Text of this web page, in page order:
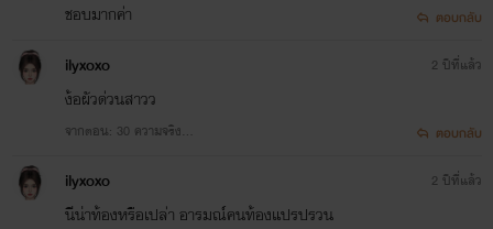
ชอบมากค่า
ตอบกลับ
ilyxoxo
ง้อผัวด่วนสาวว
จากตอน: 30 ความจริง...
2 ปีที่แล้ว
ตอบกลับ
ilyxoxo
นีน่าท้องหรือเปล่า อารมณ์คนท้องแปรปรวน
2 ปีที่แล้ว